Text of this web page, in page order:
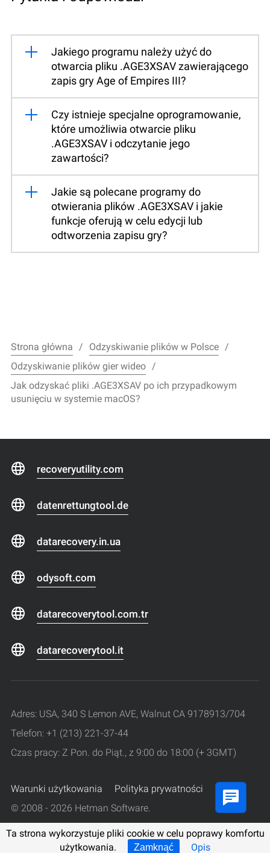
Jakiego programu należy użyć do
otwarcia pliku .AGE3XSAV zawierającego
zapis gry Age of Empires III?
Czy istnieje specjalne oprogramowanie,
które umożliwia otwarcie pliku
.AGE3XSAV i odczytanie jego
zawartości?
Jakie są polecane programy do
otwierania plików .AGE3XSAV i jakie
funkcje oferują w celu edycji lub
odtworzenia zapisu gry?
Ta strona wykorzystuje pliki cookie w celu poprawy komfortu
użytkowania.
Zamknąć Opis
Strona główna
Odzyskiwanie plików w Polsce
Odzyskiwanie plików gier wideo
Jak odzyskać pliki .AGE3XSAV po ich przypadkowym
usunięciu w systemie macOS?
recoveryutility.com
datenrettungtool.de
datarecovery.in.ua
odysoft.com
datarecoverytool.com.tr
datarecoverytool.it
Adres: USA, 340 S Lemon AVE, Walnut CA 9178913/704
Telefon: +1 (213) 221-37-44
Czas pracy: Z Pon. do Piąt., z 9:00 do 18:00 (+ 3GMT)
Warunki użytkowania
Polityka prywatności
© 2008 - 2026 Hetman Software.
Wszelkie prawa zastrzeżone.